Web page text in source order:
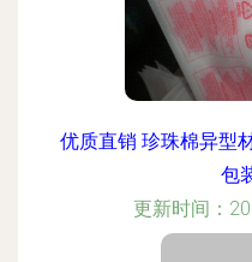
优质直销 珍珠棉异型
包
更新时间：